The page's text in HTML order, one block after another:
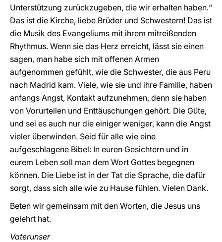
Unterstützung zurückzugeben, die wir erhalten haben.“
Das ist die Kirche, liebe Brüder und Schwestern! Das ist
die Musik des Evangeliums mit ihrem mitreißenden
Rhythmus. Wenn sie das Herz erreicht, lässt sie einen
sagen, man habe sich mit offenen Armen
aufgenommen gefühlt, wie die Schwester, die aus Peru
nach Madrid kam. Viele, wie sie und ihre Familie, haben
anfangs Angst, Kontakt aufzunehmen, denn sie haben
von Vorurteilen und Enttäuschungen gehört. Die Güte,
und sei es auch nur die einiger weniger, kann die Angst
vieler überwinden. Seid für alle wie eine
aufgeschlagene Bibel: In euren Gesichtern und in
eurem Leben soll man dem Wort Gottes begegnen
können. Die Liebe ist in der Tat die Sprache, die dafür
sorgt, dass sich alle wie zu Hause fühlen. Vielen Dank.
Beten wir gemeinsam mit den Worten, die Jesus uns
gelehrt hat.
Vaterunser